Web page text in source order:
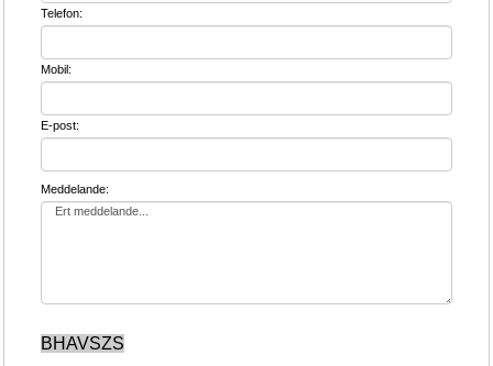
Telefon:
Mobil:
E-post:
Meddelande:
BHAVSZS